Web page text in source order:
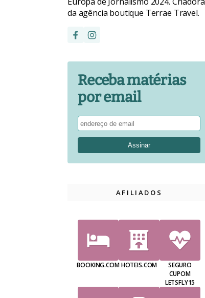
da agência boutique Terrae Travel.
Receba matérias
por email
AFILIADOS
BOOKING.COMHOTEIS.COM
SEGURO
CUPOM
LETSFLY15